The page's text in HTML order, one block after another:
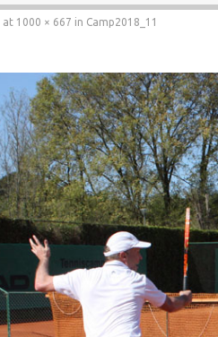
at 1000 × 667 in Camp2018_11